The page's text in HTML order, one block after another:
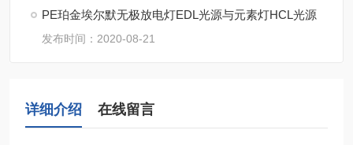
PE珀金埃尔默无极放电灯EDL光源与元素灯HCL光源
发布时间：2020-08-21
详细介绍 在线留言